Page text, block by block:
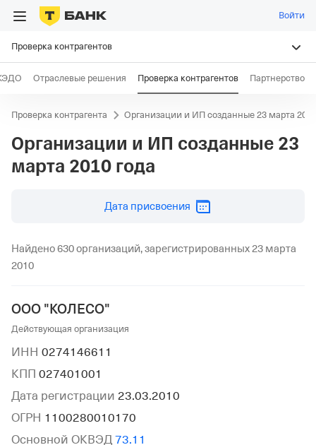
Войти
Проверка контрагентов
Отраслевые решения Проверка контрагентов Партнерство
Проверка контрагента Организации и ИП созданные 23 марта
Организации и ИП созданные 23
марта 2010 года
Дата присвоения
Найдено 630 организаций, зарегистрированных 23 марта
2010
ООО "КОЛЕСО"
Действующая организация
ИНН 0274146611
КПП 027401001
Дата регистрации 23.03.2010
ОГРН 1100280010170
Основной ОКВЭД 73.11